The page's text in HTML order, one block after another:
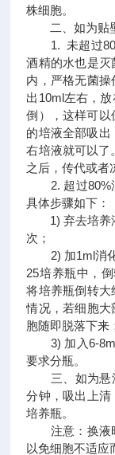
株细胞。
二、如为贴壁
1. 未超过
酒精的水也是
内，严格无菌
出10ml左右，
倒），这样可以
的培液全部吸出
右培液就可以了
之后，传代或者
2. 超过80%汇
具体步骤如下：
1) 弃去培养液
次；
2) 加1ml消化
25培养瓶中，
将培养瓶倒转大
情况，若细胞
胞随即脱落下来
3) 加入6-8ml*
要求分瓶。
三、如为悬浮
分钟，吸出上清
培养瓶。
注意：换液时
以免细胞不适应